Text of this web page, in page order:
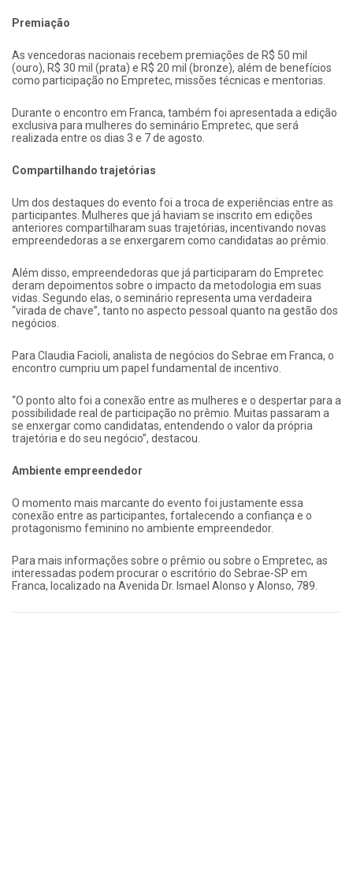
Premiação
As vencedoras nacionais recebem premiações de R$ 50 mil
(ouro), R$ 30 mil (prata) e R$ 20 mil (bronze), além de benefícios
como participação no Empretec, missões técnicas e mentorias.
Durante o encontro em Franca, também foi apresentada a edição
exclusiva para mulheres do seminário Empretec, que será
realizada entre os dias 3 e 7 de agosto.
Compartilhando trajetórias
Um dos destaques do evento foi a troca de experiências entre as
participantes. Mulheres que já haviam se inscrito em edições
anteriores compartilharam suas trajetórias, incentivando novas
empreendedoras a se enxergarem como candidatas ao prêmio.
Além disso, empreendedoras que já participaram do Empretec
deram depoimentos sobre o impacto da metodologia em suas
vidas. Segundo elas, o seminário representa uma verdadeira
“virada de chave”, tanto no aspecto pessoal quanto na gestão dos
negócios.
Para Claudia Facioli, analista de negócios do Sebrae em Franca, o
encontro cumpriu um papel fundamental de incentivo.
“O ponto alto foi a conexão entre as mulheres e o despertar para a
possibilidade real de participação no prêmio. Muitas passaram a
se enxergar como candidatas, entendendo o valor da própria
trajetória e do seu negócio”, destacou.
Ambiente empreendedor
O momento mais marcante do evento foi justamente essa
conexão entre as participantes, fortalecendo a confiança e o
protagonismo feminino no ambiente empreendedor.
Para mais informações sobre o prêmio ou sobre o Empretec, as
interessadas podem procurar o escritório do Sebrae-SP em
Franca, localizado na Avenida Dr. Ismael Alonso y Alonso, 789.